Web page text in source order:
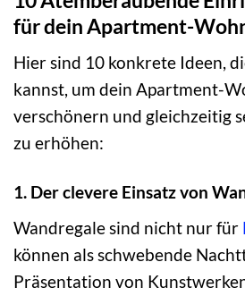
für dein Apartment-
Hier sind 10 konkrete Ideen,
kannst, um dein Apartment-
verschönern und gleichzeitig
zu erhöhen:
1. Der clevere Einsatz von
Wandregale sind nicht nur für
können als schwebende
Präsentation von